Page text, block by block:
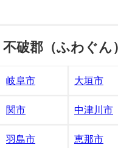
不破郡（ふわぐん
岐阜市 大垣市
関市 中津川市
羽島市 恵那市